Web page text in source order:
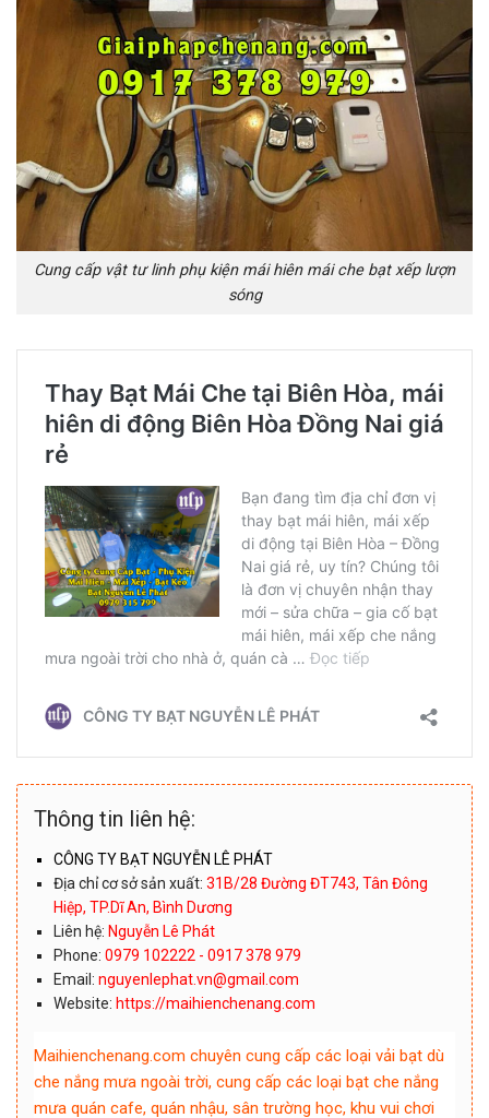
Cung cấp vật tư linh phụ kiện mái hiên mái che bạt xếp lượn
sóng
Thông tin liên hệ:
CÔNG TY BẠT NGUYỄN LÊ PHÁT
Địa chỉ cơ sở sản xuất: 31B/28 Đường ĐT743, Tân Đông
Hiệp, TP.Dĩ An, Bình Dương
Liên hệ: Nguyễn Lê Phát
Phone: 0979 102222 - 0917 378 979
Email:nguyenlephat.vn@gmail.com
Website: https://maihienchenang.com
Maihienchenang.com chuyên cung cấp các loại vải bạt dù
che nắng mưa ngoài trời, cung cấp các loại bạt che nắng
mưa quán cafe, quán nhậu, sân trường học, khu vui chơi